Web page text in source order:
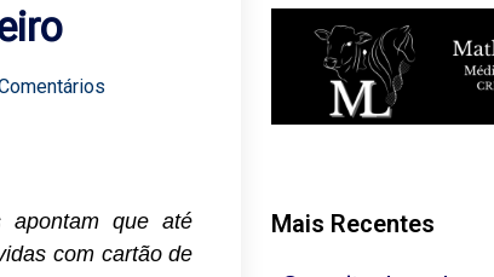
apontam que até
com cartão de
Mais Recentes